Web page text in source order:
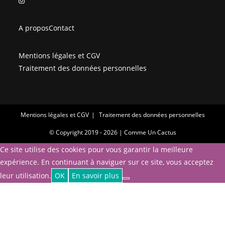
nouvel
un
A proposContact
Mentions légales et CGV
Traitement des données personnelles
Mentions légales et CGV Traitement des données personnelles
© Copyright 2019 - 2026 | Comme Un Cactus
Ce site utilise des cookies pour vous garantir la meilleure
expérience. En continuant à naviguer sur ce site, vous acceptez
leur utilisation. OK En savoir plus